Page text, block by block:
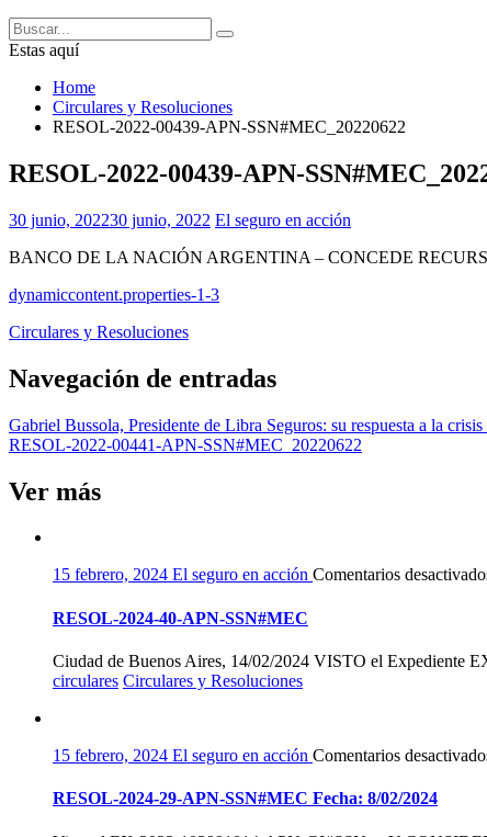
Estas aquí
Home
Circulares y Resoluciones
RESOL-2022-00439-APN-SSN#MEC_20220622
RESOL-2022-00439-APN-
30 junio, 202230 junio, 2022 El seguro en acción
BANCO DE LA NACIÓN ARGENTINA – CONCEDE
dynamiccontent.properties-1-3
Circulares y Resoluciones
Navegación de entradas
Gabriel Bussola, Presidente de Libra Seguros: su respuesta a la crisis
RESOL-2022-00441-APN-SSN#MEC_20220622
Ver más
15 febrero, 2024 El seguro en acción Comentarios
RESOL-2024-40-APN-SSN#MEC
Ciudad de Buenos Aires, 14/02/2024 VISTO el Expediente
circulares Circulares y Resoluciones
15 febrero, 2024 El seguro en acción Comentarios
RESOL-2024-29-APN-SSN#MEC Fecha: 8/02/2024